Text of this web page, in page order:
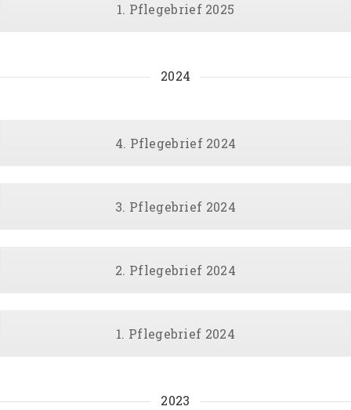
1. Pflegebrief 2025
2024
4. Pflegebrief 2024
3. Pflegebrief 2024
2. Pflegebrief 2024
1. Pflegebrief 2024
2023